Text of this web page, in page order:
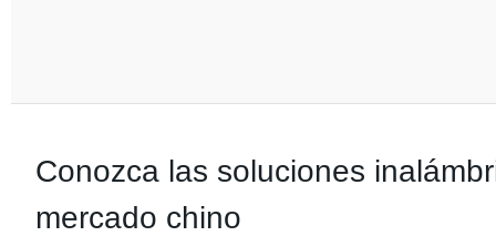
Conozca las soluciones
mercado chino